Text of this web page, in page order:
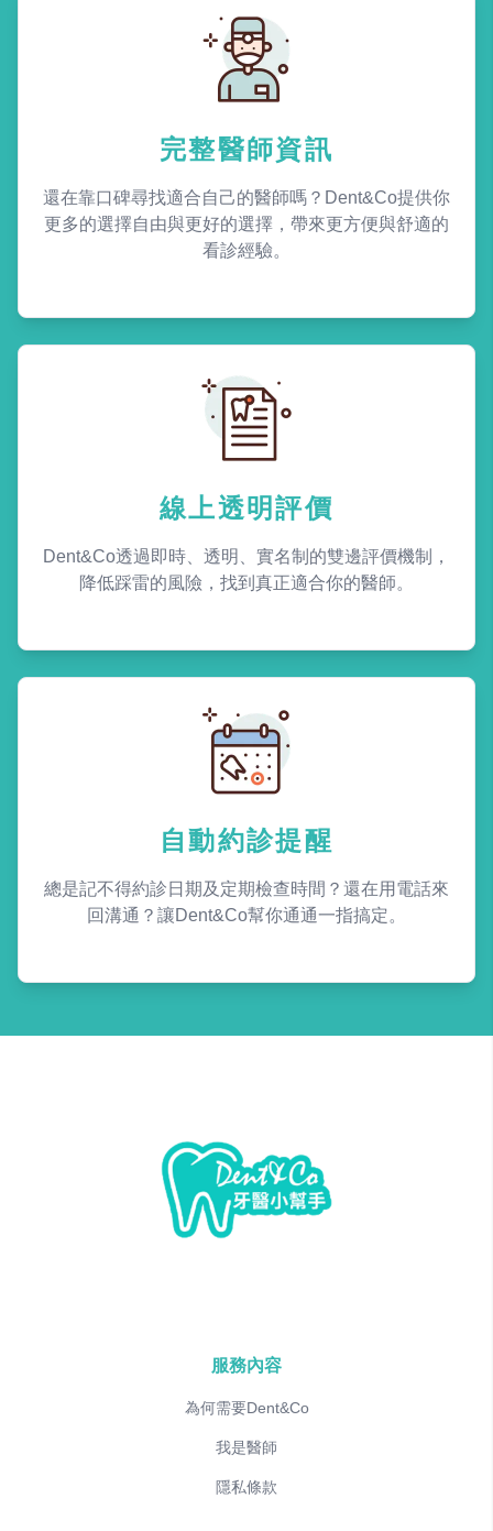
完整醫師資訊
還在靠口碑尋找適合自己的醫師嗎？Dent&Co提供你
更多的選擇自由與更好的選擇，帶來更方便與舒適的
看診經驗。
線上透明評價
Dent&Co透過即時、透明、實名制的雙邊評價機制，
降低踩雷的風險，找到真正適合你的醫師。
自動約診提醒
總是記不得約診日期及定期檢查時間？還在用電話來
回溝通？讓Dent&Co幫你通通一指搞定。
服務內容
為何需要Dent&Co
我是醫師
隱私條款